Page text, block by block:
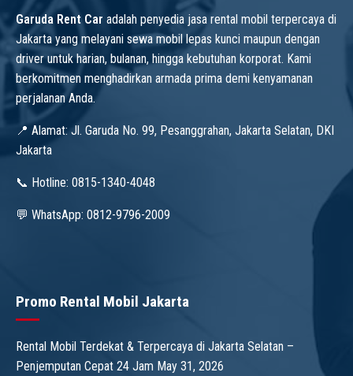
Garuda Rent Car adalah penyedia jasa rental mobil terpercaya di
Jakarta yang melayani sewa mobil lepas kunci maupun dengan
driver untuk harian, bulanan, hingga kebutuhan korporat. Kami
berkomitmen menghadirkan armada prima demi kenyamanan
perjalanan Anda.
📍 Alamat: Jl. Garuda No. 99, Pesanggrahan, Jakarta Selatan, DKI
Jakarta
📞 Hotline: 0815-1340-4048
💬 WhatsApp: 0812-9796-2009
Promo Rental Mobil Jakarta
Rental Mobil Terdekat & Terpercaya di Jakarta Selatan –
Penjemputan Cepat 24 Jam May 31, 2026